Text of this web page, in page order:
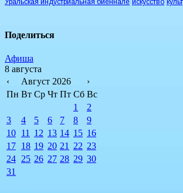
Уральская индустриальная биеннале искусство
Поделиться
Афиша
8 августа
‹
Август 2026
›
Пн Вт Ср Чт Пт Сб Вс
1
2
3
4 5 6 7 8
9
10 11 12 13 14 15 16
17 18 19 20 21 22 23
24 25 26 27 28 29 30
31